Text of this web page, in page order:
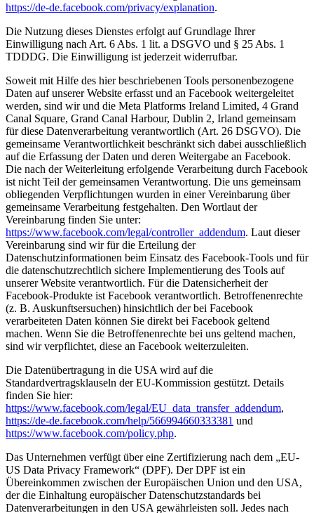
https://de-de.facebook.com/privacy/explanation.
Die Nutzung dieses Dienstes erfolgt auf Grundlage Ihrer
Einwilligung nach Art. 6 Abs. 1 lit. a DSGVO und § 25 Abs. 1
TDDDG. Die Einwilligung ist jederzeit widerrufbar.
Soweit mit Hilfe des hier beschriebenen Tools personenbezogene
Daten auf unserer Website erfasst und an Facebook weitergeleitet
werden, sind wir und die Meta Platforms Ireland Limited, 4 Grand
Canal Square, Grand Canal Harbour, Dublin 2, Irland gemeinsam
für diese Datenverarbeitung verantwortlich (Art. 26 DSGVO). Die
gemeinsame Verantwortlichkeit beschränkt sich dabei ausschließlich
auf die Erfassung der Daten und deren Weitergabe an Facebook.
Die nach der Weiterleitung erfolgende Verarbeitung durch Facebook
ist nicht Teil der gemeinsamen Verantwortung. Die uns gemeinsam
obliegenden Verpflichtungen wurden in einer Vereinbarung über
gemeinsame Verarbeitung festgehalten. Den Wortlaut der
Vereinbarung finden Sie unter:
https://www.facebook.com/legal/controller_addendum. Laut dieser
Vereinbarung sind wir für die Erteilung der
Datenschutzinformationen beim Einsatz des Facebook-Tools und für
die datenschutzrechtlich sichere Implementierung des Tools auf
unserer Website verantwortlich. Für die Datensicherheit der
Facebook-Produkte ist Facebook verantwortlich. Betroffenenrechte
(z. B. Auskunftsersuchen) hinsichtlich der bei Facebook
verarbeiteten Daten können Sie direkt bei Facebook geltend
machen. Wenn Sie die Betroffenenrechte bei uns geltend machen,
sind wir verpflichtet, diese an Facebook weiterzuleiten.
Die Datenübertragung in die USA wird auf die
Standardvertragsklauseln der EU-Kommission gestützt. Details
finden Sie hier:
https://www.facebook.com/legal/EU_data_transfer_addendum,
https://de-de.facebook.com/help/566994660333381 und
https://www.facebook.com/policy.php.
Das Unternehmen verfügt über eine Zertifizierung nach dem „EU-
US Data Privacy Framework“ (DPF). Der DPF ist ein
Übereinkommen zwischen der Europäischen Union und den USA,
der die Einhaltung europäischer Datenschutzstandards bei
Datenverarbeitungen in den USA gewährleisten soll. Jedes nach